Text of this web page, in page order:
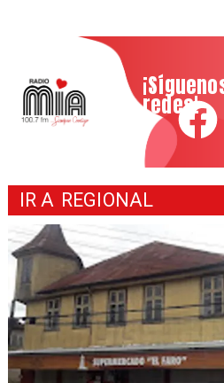
redes!
IR A REGIONAL